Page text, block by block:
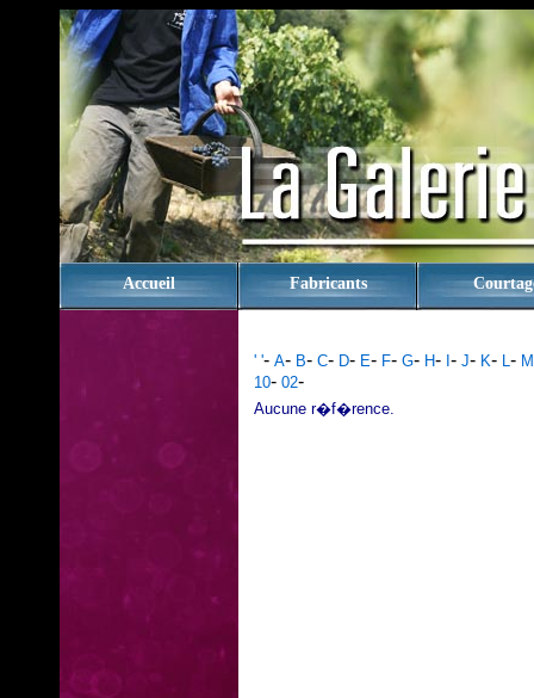
Accueil Fabricants
' '- A- B- C- D- E- F- G- H- - J- K- L- M
10- 02-
Aucune r�f�rence.